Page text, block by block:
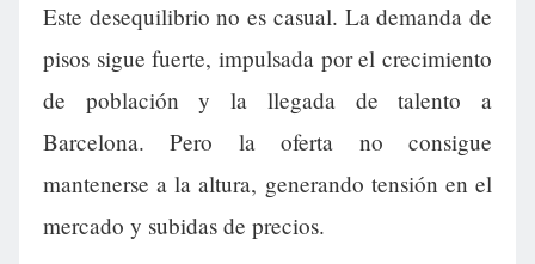
Este desequilibrio no es casual. La demanda de
pisos sigue fuerte, impulsada por el crecimiento
de población y la llegada de talento a
Barcelona. Pero la oferta no consigue
mantenerse a la altura, generando tensión en el
mercado y subidas de precios.